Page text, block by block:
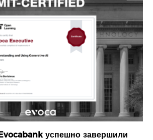
успешно завершили